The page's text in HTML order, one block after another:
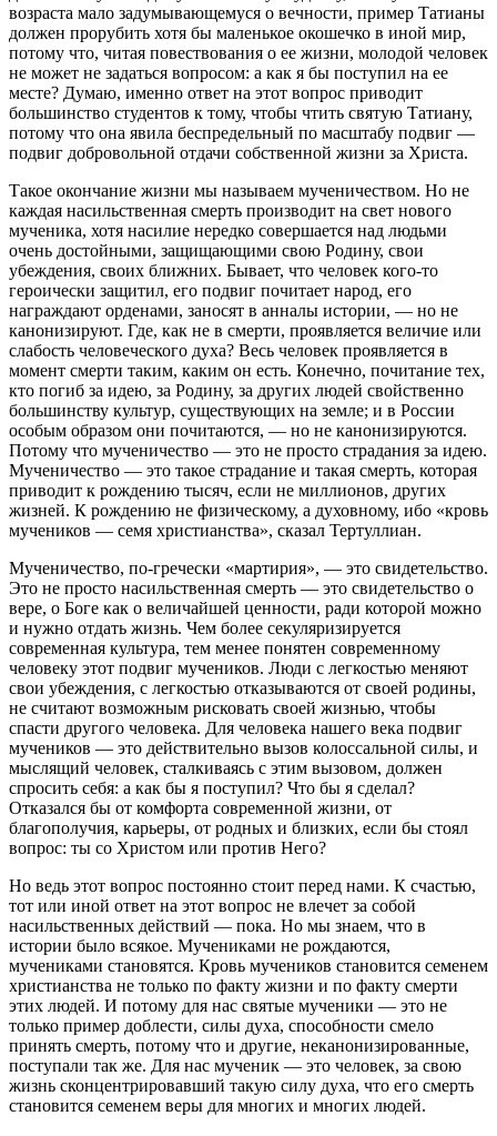
возраста мало задумывающемуся о вечности, пример Татианы
должен прорубить хотя бы маленькое окошечко в иной мир,
потому что, читая повествования о ее жизни, молодой человек
не может не задаться вопросом: а как я бы поступил на ее
месте? Думаю, именно ответ на этот вопрос приводит
большинство студентов к тому, чтобы чтить святую Татиану,
потому что она явила беспредельный по масштабу подвиг —
подвиг добровольной отдачи собственной жизни за Христа.
Такое окончание жизни мы называем мученичеством. Но не
каждая насильственная смерть производит на свет нового
мученика, хотя насилие нередко совершается над людьми
очень достойными, защищающими свою Родину, свои
убеждения, своих ближних. Бывает, что человек кого-то
героически защитил, его подвиг почитает народ, его
награждают орденами, заносят в анналы истории, — но не
канонизируют. Где, как не в смерти, проявляется величие или
слабость человеческого духа? Весь человек проявляется в
момент смерти таким, каким он есть. Конечно, почитание тех,
кто погиб за идею, за Родину, за других людей свойственно
большинству культур, существующих на земле; и в России
особым образом они почитаются, — но не канонизируются.
Потому что мученичество — это не просто страдания за идею.
Мученичество — это такое страдание и такая смерть, которая
приводит к рождению тысяч, если не миллионов, других
жизней. К рождению не физическому, а духовному, ибо «кровь
мучеников — семя христианства», сказал Тертуллиан.
Мученичество, по-гречески «мартирия», — это свидетельство.
Это не просто насильственная смерть — это свидетельство о
вере, о Боге как о величайшей ценности, ради которой можно
и нужно отдать жизнь. Чем более секуляризируется
современная культура, тем менее понятен современному
человеку этот подвиг мучеников. Люди с легкостью меняют
свои убеждения, с легкостью отказываются от своей родины,
не считают возможным рисковать своей жизнью, чтобы
спасти другого человека. Для человека нашего века подвиг
мучеников — это действительно вызов колоссальной силы, и
мыслящий человек, сталкиваясь с этим вызовом, должен
спросить себя: а как бы я поступил? Что бы я сделал?
Отказался бы от комфорта современной жизни, от
благополучия, карьеры, от родных и близких, если бы стоял
вопрос: ты со Христом или против Него?
Но ведь этот вопрос постоянно стоит перед нами. К счастью,
тот или иной ответ на этот вопрос не влечет за собой
насильственных действий — пока. Но мы знаем, что в
истории было всякое. Мучениками не рождаются,
мучениками становятся. Кровь мучеников становится семенем
христианства не только по факту жизни и по факту смерти
этих людей. И потому для нас святые мученики — это не
только пример доблести, силы духа, способности смело
принять смерть, потому что и другие, неканонизированные,
поступали так же. Для нас мученик — это человек, за свою
жизнь сконцентрировавший такую силу духа, что его смерть
становится семенем веры для многих и многих людей.